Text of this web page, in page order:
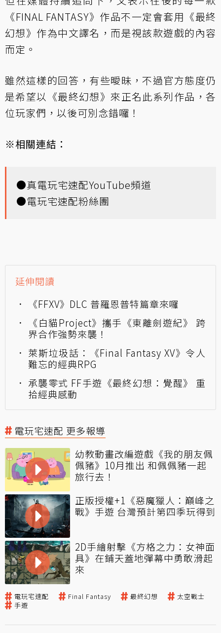
《FINAL FANTASY》作品不一定會套用《最終
幻想》作為中文譯名，而是視該款遊戲的內容
而定。
雖然這樣的回答，有些曖昧，不過官方態度仍
是希望以《最終幻想》來正名此系列作品，各
位玩家們，以後可別念錯囉！
※相關連結：
●真電玩宅速配YouTube頻道
●電玩宅速配粉絲團
延伸閱讀
《FFXV》DLC 普羅恩普特篇章來囉
《白貓Project》攜手《東離劍遊紀》 跨
界合作強勢來襲！
萊斯垃圾話：《Final Fantasy XV》令人
難忘的經典RPG
承襲零式 FF手遊《最終幻想：覺醒》 重
拾經典感動
電玩宅速配 更多報導
幼教動畫改編遊戲《我的朋友佩
佩豬》10月推出 和佩佩豬一起
旅行去！
正版授權+1《惡魔獵人：巔峰之
戰》手遊 台灣預計第四季玩得到
2D手繪射擊《方格之力：女神面
具》在鋪天蓋地彈幕中勇敢滑起
來
電玩宅速配 Final Fantasy 最終幻想
太空戰士
手遊